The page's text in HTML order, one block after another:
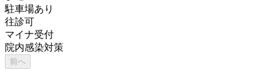
駐車場あり
往診可
マイナ受付
院内感染対策
前へ